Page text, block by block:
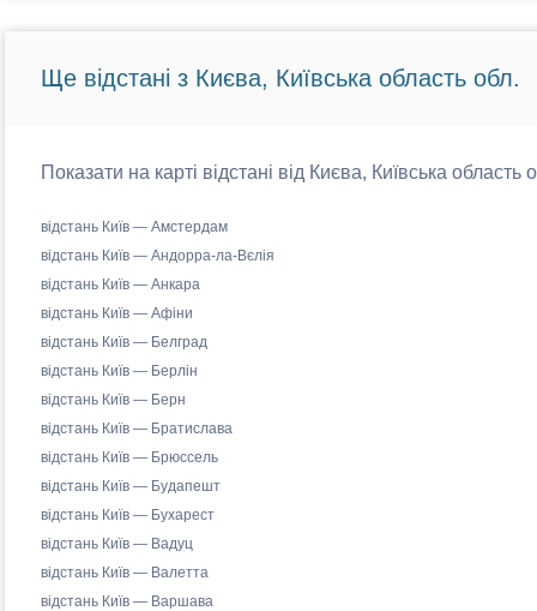
Ще відстані з Києва, Київська область обл.
Показати на карті відстані від Києва, Київська
відстань Київ — Амстердам
відстань Київ — Андорра-ла-Вєлія
відстань Київ — Анкара
відстань Київ — Афіни
відстань Київ — Белград
відстань Київ — Берлін
відстань Київ — Берн
відстань Київ — Братислава
відстань Київ — Брюссель
відстань Київ — Будапешт
відстань Київ — Бухарест
відстань Київ — Вадуц
відстань Київ — Валетта
відстань Київ — Варшава